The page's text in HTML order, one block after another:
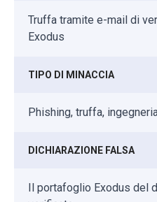
Truffa tramite e-mail di
Exodus
TIPO DI MINACCIA
Phishing, truffa,
DICHIARAZIONE FALSA
Il portafoglio Exodus del